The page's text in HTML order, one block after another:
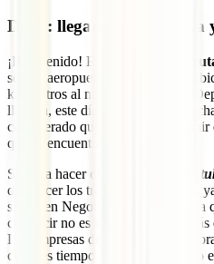
Día 1: llegada a Sri Lanka
¡Bienvenido! El comienzo de la
será el aeropuerto internacional,
kilómetros al norte de la ciudad.
llegada, este día lo podrás
considerado que te quedas a dormir
que se encuentra.
Si vas a hacer el itinerario con un
que hacer los trámites pertinentes,
sitúan en Negombo. Ten en cuenta
conducir no es válido y que tendrás
Las empresas de alquiler
calcules tiempo de sobra para todo